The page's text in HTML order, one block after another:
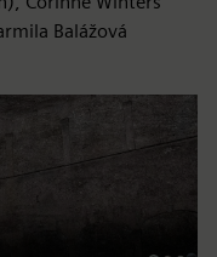
Balážová